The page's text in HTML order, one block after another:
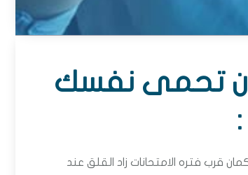
5 نصائح عشان تحمى نفسك
قرب فتره الامتحانات زاد القلق عند